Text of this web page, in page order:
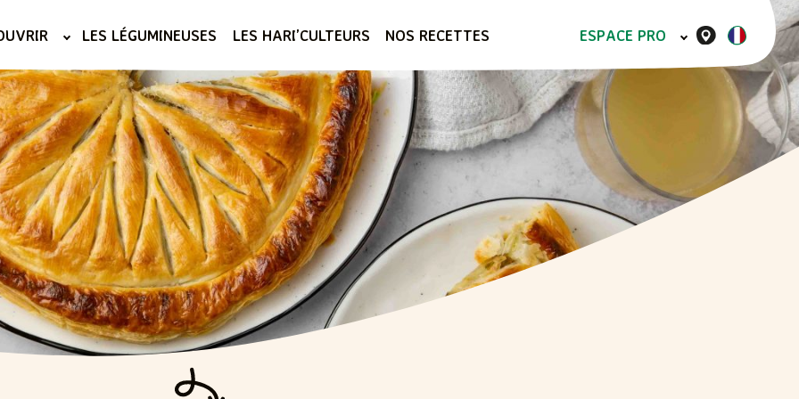
LES LÉGUMINEUSES LES HARI’CULTEURS NOS RECETTES ESPACE PRO